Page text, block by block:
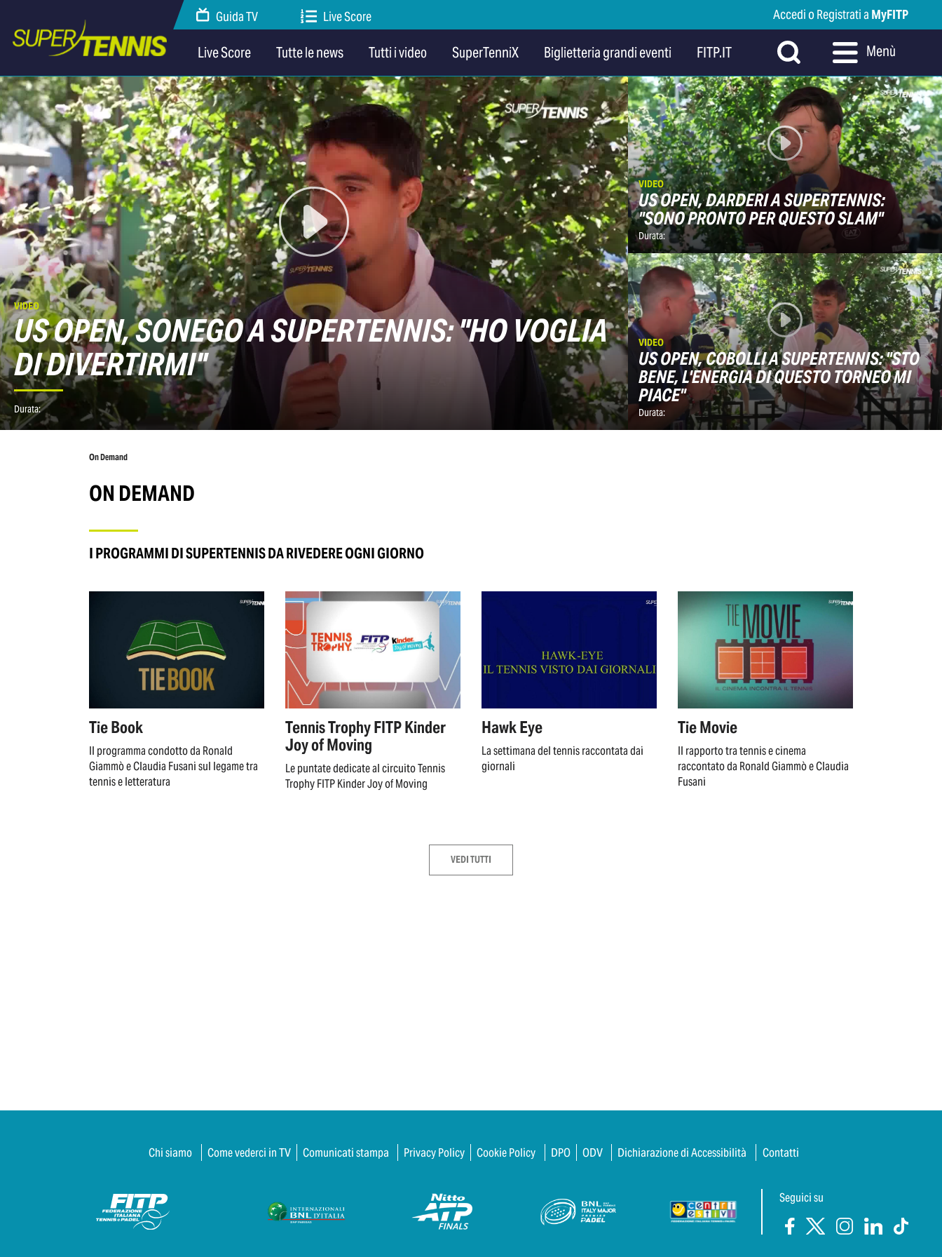
Guida TV Live Score Accedi o Registrati a MyFITP
Live Score Tutte le news Tutti i video SuperTenniX Biglietteria grandi eventi FITP.IT Menù
VIDEO
US OPEN, SONEGO A SUPERTENNIS: "HO VOGLIA
DI DIVERTIRMI"
Durata:
VIDEO
US OPEN, DARDERI A SUPERTENNIS:
"SONO PRONTO PER QUESTO SLAM"
Durata:
VIDEO
US OPEN, COBOLLI A SUPERTENNIS: "STO
BENE, L'ENERGIA DI QUESTO TORNEO MI
PIACE"
Durata:
On Demand
ON DEMAND
I PROGRAMMI DI SUPERTENNIS DA RIVEDERE OGNI GIORNO
Tie Book
Il programma condotto da Ronald
Giammò e Claudia Fusani sul legame tra
tennis e letteratura
Tennis Trophy FITP Kinder
Joy of Moving
Le puntate dedicate al circuito Tennis
Trophy FITP Kinder Joy of Moving
Hawk Eye
La settimana del tennis raccontata dai
giornali
Tie Movie
Il rapporto tra tennis e cinema
raccontato da Ronald Giammò e Claudia
Fusani
VEDI TUTTI
Chi siamo Come vederci in TV Comunicati stampa Privacy Policy Cookie Policy DPO ODV Dichiarazione di Accessibilità Contatti
Seguici su